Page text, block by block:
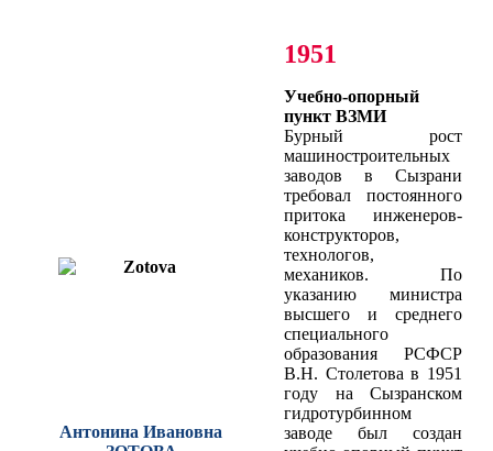
Антонина Ивановна
1951
Учебно-опорный
пункт ВЗМИ
Бурный рост
машиностроительных
заводов в Сызрани
требовал постоянного
притока инженеров-
конструкторов,
технологов,
механиков. По
указанию министра
высшего и среднего
специального
образования РСФСР
В.Н. Столетова в 1951
году на Сызранском
гидротурбинном
заводе был создан